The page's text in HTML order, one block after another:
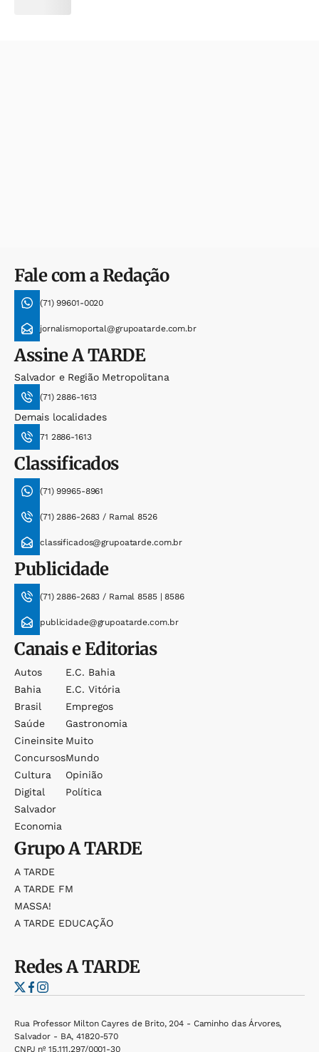
Fale com a Redação
(71) 99601-0020
jornalismoportal@grupoatarde.com.br
AssineA TARDE
Salvador e Região Metropolitana
(71) 2886-1613
Demais localidades
71 2886-1613
Classificados
(71) 99965-8961
(71) 2886-2683 / Ramal 8526
classificados@grupoatarde.com.br
Publicidade
(71) 2886-2683 / Ramal 8585 | 8586
publicidade@grupoatarde.com.br
Canais e Editorias
Autos
Bahia
Brasil
Saúde
Cineinsite
Concursos
Cultura
Digital
Salvador
Economia
E.c. Bahia
E.c. Vitória
Empregos
Gastronomia
Muito
Mundo
Opinião
Política
GrupoA TARDE
A TARDE
A TARDE FM
MASSA!
A TARDE EDUCAÇÃO
RedesA TARDE
Rua Professor Milton Cayres de Brito, 204 - Caminho das Árvores,
Salvador - BA, 41820-570
CNPJ nº 15.111.297/0001-30